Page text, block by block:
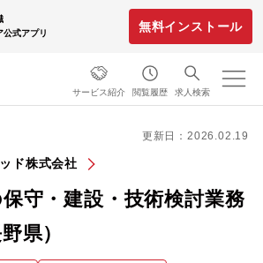
公式アプリ
無料インストール
サービス紹介 閲覧履歴 求人検索
更新日：2026.02.19
ド株式会社
守・建設・技術検討業務
県）